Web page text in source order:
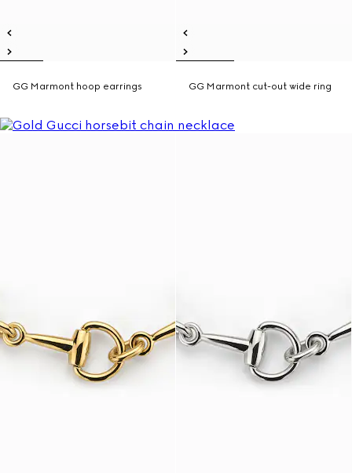
GG Marmont hoop earrings GG Marmont cut-out wide ring